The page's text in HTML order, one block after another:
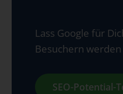
Lass Google für
Besuchern
SEO-Potential-